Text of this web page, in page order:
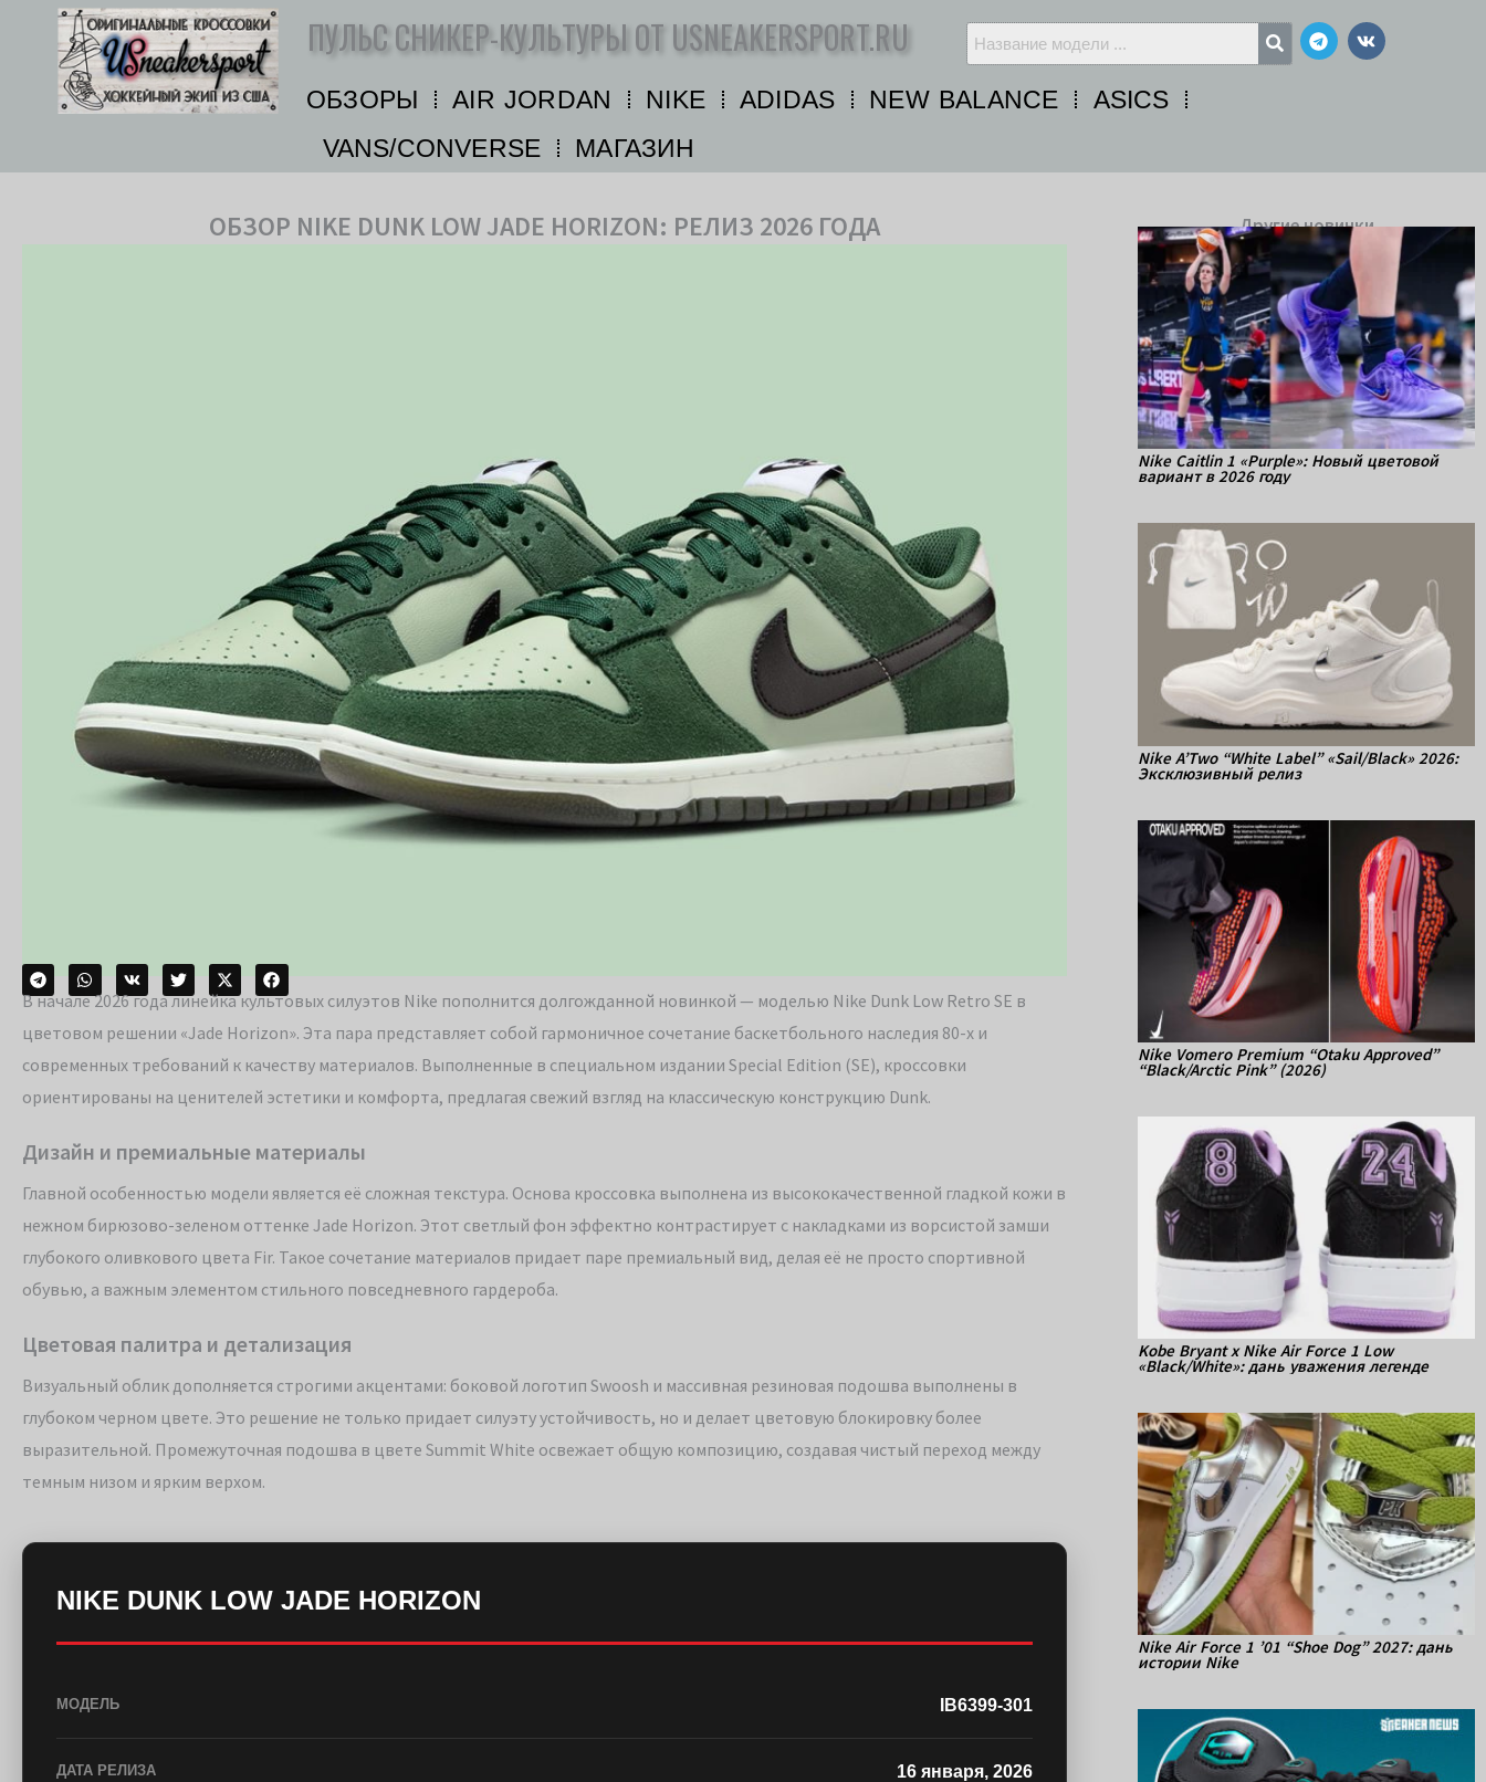
Перейти
содержимому
ПУЛЬС СНИКЕР-КУЛЬТУРЫ ОТ USNEAKERSPORT.RU Telegram
Vk
ОБЗОРЫ AIR JORDAN NIKE ADIDAS NEW BALANCE
ASICS
VANS/CONVERSE
МАГАЗИН
ОБЗОР NIKE DUNK LOW JADE HORIZON: РЕЛИЗ 2026 ГОДА
В начале 2026 года линейка культовых силуэтов Nike пополнится долгожданной новинкой — моделью Nike Dunk Low Retro SE в
цветовом решении «Jade Horizon». Эта пара представляет собой гармоничное сочетание баскетбольного наследия 80-х и
современных требований к качеству материалов. Выполненные в специальном издании Special Edition (SE), кроссовки
ориентированы на ценителей эстетики и комфорта, предлагая свежий взгляд на классическую конструкцию Dunk.
Дизайн и премиальные материалы
Главной особенностью модели является её сложная текстура. Основа кроссовка выполнена из высококачественной гладкой кожи в
нежном бирюзово-зеленом оттенке Jade Horizon. Этот светлый фон эффектно контрастирует с накладками из ворсистой замши
глубокого оливкового цвета Fir. Такое сочетание материалов придает паре премиальный вид, делая её не просто спортивной
обувью, а важным элементом стильного повседневного гардероба.
Цветовая палитра и детализация
Визуальный облик дополняется строгими акцентами: боковой логотип Swoosh и массивная резиновая подошва выполнены в
глубоком черном цвете. Это решение не только придает силуэту устойчивость, но и делает цветовую блокировку более
выразительной. Промежуточная подошва в цвете Summit White освежает общую композицию, создавая чистый переход между
темным низом и ярким верхом.
NIKE DUNK LOW JADE HORIZON
МОДЕЛЬ IB6399-301
ДАТА РЕЛИЗА 16 января, 2026
Другие новинки
Nike Caitlin 1 «Purple»: Новый цветовой
вариант в 2026 году
Nike A’Two “White Label” «Sail/Black» 2026:
Эксклюзивный релиз
Nike Vomero Premium “Otaku Approved”
“Black/Arctic Pink” (2026)
Kobe Bryant x Nike Air Force 1 Low
«Black/White»: дань уважения легенде
Nike Air Force 1 ’01 “Shoe Dog” 2027: дань
истории Nike